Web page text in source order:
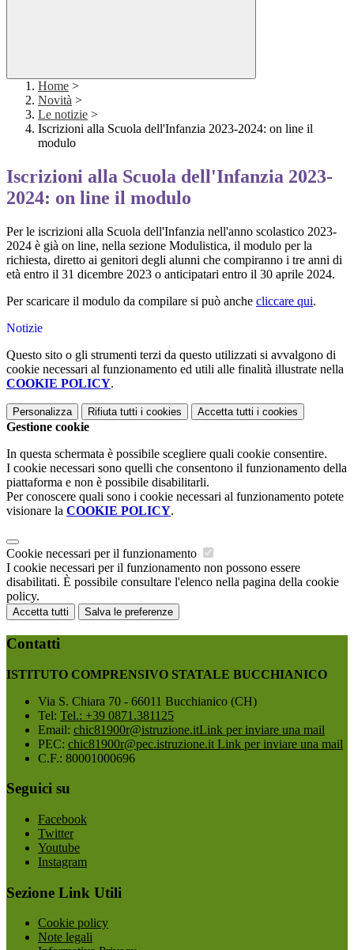
Home >
Novità >
Le notizie >
Iscrizioni alla Scuola dell'Infanzia 2023-2024: on line il
modulo
Iscrizioni alla Scuola dell'Infanzia 2023-
2024: on line il modulo
Per le iscrizioni alla Scuola dell'Infanzia nell'anno scolastico 2023-
2024 è già on line, nella sezione Modulistica, il modulo per la
richiesta, diretto ai genitori degli alunni che compiranno i tre anni di
età entro il 31 dicembre 2023 o anticipatari entro il 30 aprile 2024.
Per scaricare il modulo da compilare si può anche cliccare qui.
Notizie
Questo sito o gli strumenti terzi da questo utilizzati si avvalgono di
cookie necessari al funzionamento ed utili alle finalità illustrate nella
COOKIE POLICY.
Personalizza Rifiuta tutti i cookies Accetta tutti i cookies
Gestione cookie
In questa schermata è possibile scegliere quali cookie consentire.
I cookie necessari sono quelli che consentono il funzionamento della
piattaforma e non è possibile disabilitarli.
Per conoscere quali sono i cookie necessari al funzionamento potete
visionare la COOKIE POLICY.
Cookie necessari per il funzionamento
I cookie necessari per il funzionamento non possono essere
disabilitati. È possibile consultare l'elenco nella pagina della cookie
policy.
Accetta tutti Salva le preferenze
Contatti
ISTITUTO COMPRENSIVO STATALE BUCCHIANICO
Via S. Chiara 70 - 66011 Bucchianico (CH)
Tel: Tel.: +39 0871.381125
Email: chic81900r@istruzione.itLink per inviare una mail
PEC: chic81900r@pec.istruzione.it Link per inviare una mail
C.F.: 80001000696
Seguici su
Facebook
Twitter
Youtube
Instagram
Sezione Link Utili
Cookie policy
Note legali